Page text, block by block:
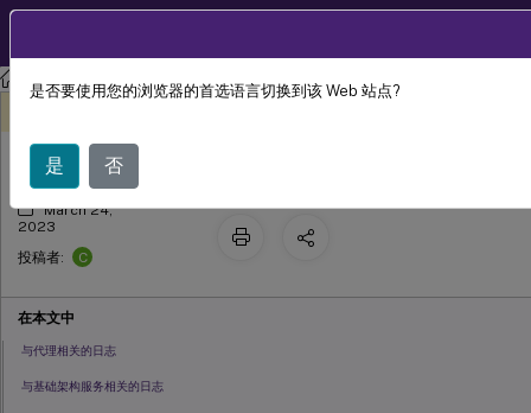
工作区环境管理 Workspace Environment Management 2212
查看日志文件
March 24,
2023
投稿者:
C
在本文中
与代理相关的日志
与基础架构服务相关的日志
是否要使用您的浏览器的首选语言切换到该 Web 站点?
是 否